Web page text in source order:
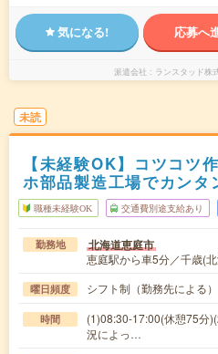
気になる! 応募へ
派遣会社 ランスタッド
未読
【未経験OK】コツコツ
ホ部品製造工場でカンタ
職種未経験OK 交通費別途支給あり
勤務地 北海道恵庭市
恵庭駅から車5分／千歳(
曜日頻度 シフト制（勤務先による）
時間
(1)08:30-17:00(休憩75分
況によっ…